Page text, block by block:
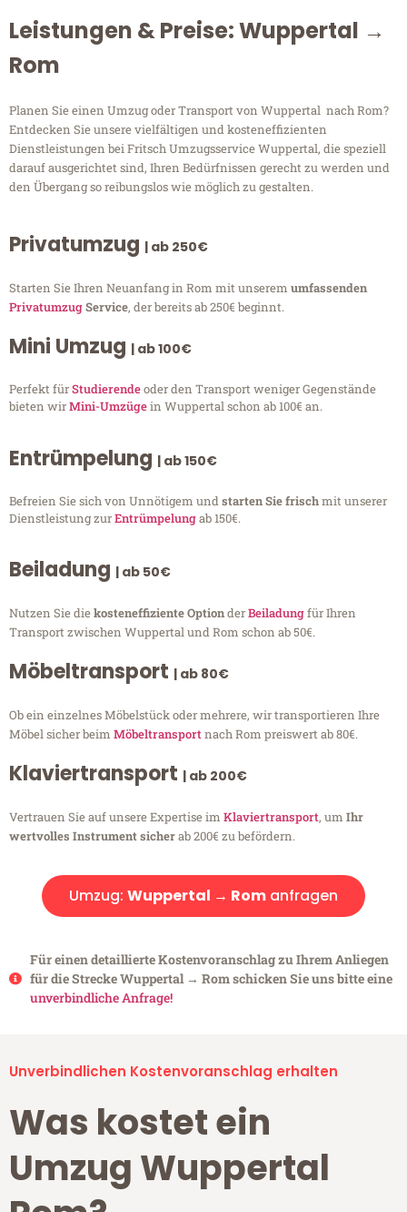
Leistungen & Preise: Wuppertal →
Rom
Planen Sie einen Umzug oder Transport von Wuppertal nach Rom?
Entdecken Sie unsere vielfältigen und kosteneffizienten
Dienstleistungen bei Fritsch Umzugsservice Wuppertal, die speziell
darauf ausgerichtet sind, Ihren Bedürfnissen gerecht zu werden und
den Übergang so reibungslos wie möglich zu gestalten.
Privatumzug | ab 250€
Starten Sie Ihren Neuanfang in Rom mit unserem umfassenden
PrivatumzugService, der bereits ab 250€ beginnt.
Mini Umzug | ab 100€
Perfekt fürStudierendeoder den Transport weniger Gegenstände
bieten wirMini-Umzügein Wuppertal schon ab 100€ an.
Entrümpelung | ab 150€
Befreien Sie sich von Unnötigem undstarten Sie frischmit unserer
Dienstleistung zurEntrümpelungab 150€.
Beiladung | ab 50€
Nutzen Sie diekosteneffiziente OptionderBeiladungfür Ihren
Transport zwischen Wuppertal und Rom schon ab 50€.
Möbeltransport | ab 80€
Ob ein einzelnes Möbelstück oder mehrere, wir transportieren Ihre
Möbel sicher beim Möbeltransportnach Rom preiswert ab 80€.
Klaviertransport | ab 200€
Vertrauen Sie auf unsere Expertise im Klaviertransport, um Ihr
wertvolles Instrument sicherab 200€ zu befördern.
Umzug: Wuppertal → Rom anfragen
Für einen detaillierte Kostenvoranschlag zu Ihrem Anliegen
für die Strecke Wuppertal → Rom schicken Sie uns bitte eine
unverbindliche Anfrage!
Unverbindlichen Kostenvoranschlag erhalten
Was kostet ein
Umzug Wuppertal